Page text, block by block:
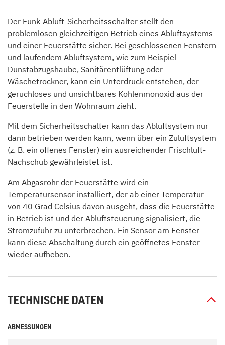
Der Funk-Abluft-Sicherheitsschalter stellt den
problemlosen gleichzeitigen Betrieb eines Abluftsystems
und einer Feuerstätte sicher. Bei geschlossenen Fenstern
und laufendem Abluftsystem, wie zum Beispiel
Dunstabzugshaube, Sanitärentlüftung oder
Wäschetrockner, kann ein Unterdruck entstehen, der
geruchloses und unsichtbares Kohlenmonoxid aus der
Feuerstelle in den Wohnraum zieht.
Mit dem Sicherheitsschalter kann das Abluftsystem nur
dann betrieben werden kann, wenn über ein Zuluftsystem
(z. B. ein offenes Fenster) ein ausreichender Frischluft-
Nachschub gewährleistet ist.
Am Abgasrohr der Feuerstätte wird ein
Temperatursensor installiert, der ab einer Temperatur
von 40 Grad Celsius davon ausgeht, dass die Feuerstätte
in Betrieb ist und der Abluftsteuerung signalisiert, die
Stromzufuhr zu unterbrechen. Ein Sensor am Fenster
kann diese Abschaltung durch ein geöffnetes Fenster
wieder aufheben.
TECHNISCHE DATEN
ABMESSUNGEN